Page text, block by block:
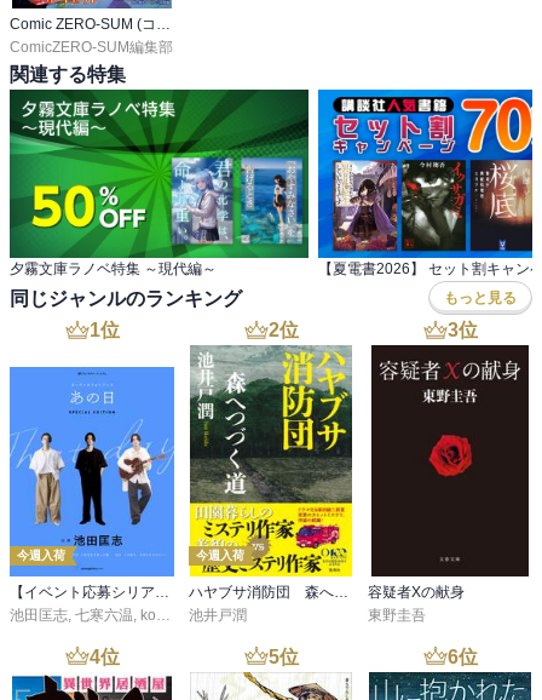
Comic ZERO-SUM (コミック ゼロサム)
ComicZERO-SUM編集部
関連する特集
夕霧文庫ラノベ特集 ～現代編～ 【夏電書2026】 セット割キャン
同じジャンルのランキング もっと見る
1位
今週入荷
池田匡志 七寒六温 konoko58 ,村崎キコ
2位
今週入荷
池井戸潤
3位
容疑者Xの献身
東野圭吾
4位 5位 6位